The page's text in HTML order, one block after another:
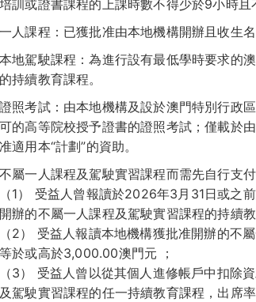
培訓或證書課程的上課時數不得少於9小時且
一人課程：已獲批准由本地機構開辦且收生
本地駕駛課程：為進行設有最低學時要求的
的持續教育課程。
證照考試：由本地機構及設於澳門特別行政
可的高等院校授予證書的證照考試；僅載於
准適用本“計劃”的資助。
不屬一人課程及駕駛實習課程而需先自行支
（1） 受益人曾報讀於2026年3月31日或之
開辦的不屬一人課程及駕駛實習課程的持續
（2） 受益人報讀本地機構獲批准開辦的不
等於或高於3,000.00澳門元 ；
（3） 受益人曾以從其個人進修帳戶中扣除
及駕駛實習課程的任一持續教育課程，出席